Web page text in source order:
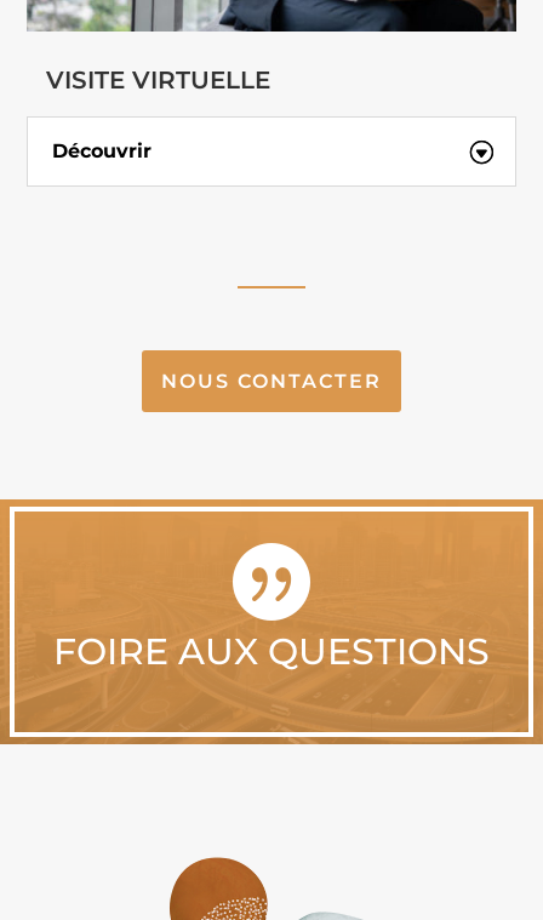
VISITE VIRTUELLE
Découvrir
NOUS CONTACTER

FOIRE AUX QUESTIONS